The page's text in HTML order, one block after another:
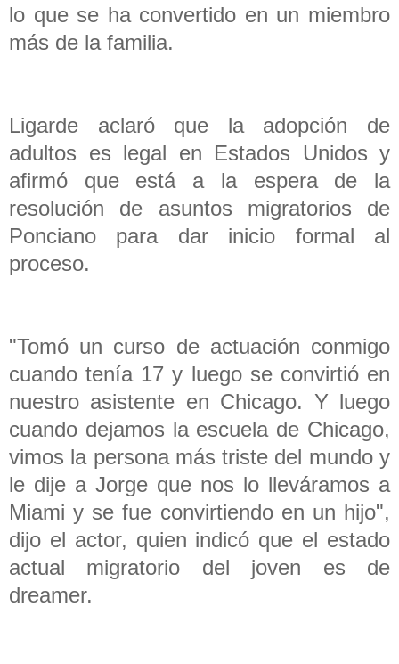
lo que se ha convertido en un miembro
más de la familia.
Ligarde aclaró que la adopción de
adultos es legal en Estados Unidos y
afirmó que está a la espera de la
resolución de asuntos migratorios de
Ponciano para dar inicio formal al
proceso.
"Tomó un curso de actuación conmigo
cuando tenía 17 y luego se convirtió en
nuestro asistente en Chicago. Y luego
cuando dejamos la escuela de Chicago,
vimos la persona más triste del mundo y
le dije a Jorge que nos lo lleváramos a
Miami y se fue convirtiendo en un hijo",
dijo el actor, quien indicó que el estado
actual migratorio del joven es de
dreamer.